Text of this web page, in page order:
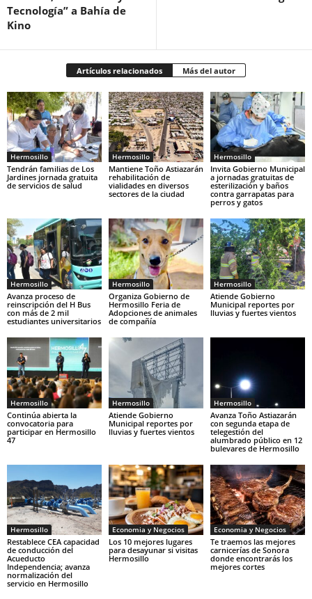
Tecnología” a Bahía de
Kino
Artículos relacionados Más del autor
Hermosillo
Tendrán familias de Los
Jardines jornada gratuita
de servicios de salud
Hermosillo
Mantiene Toño Astiazarán
rehabilitación de
vialidades en diversos
sectores de la ciudad
Hermosillo
Invita Gobierno Municipal
a jornadas gratuitas de
esterilización y baños
contra garrapatas para
perros y gatos
Hermosillo
Avanza proceso de
reinscripción del H Bus
con más de 2 mil
estudiantes universitarios
Hermosillo
Organiza Gobierno de
Hermosillo Feria de
Adopciones de animales
de compañía
Hermosillo
Atiende Gobierno
Municipal reportes por
lluvias y fuertes vientos
Hermosillo
Continúa abierta la
convocatoria para
participar en Hermosillo
47
Hermosillo
Atiende Gobierno
Municipal reportes por
lluvias y fuertes vientos
Hermosillo
Avanza Toño Astiazarán
con segunda etapa de
telegestión del
alumbrado público en 12
bulevares de Hermosillo
Hermosillo
Restablece CEA capacidad
de conducción del
Acueducto
Independencia; avanza
normalización del
servicio en Hermosillo
Economia y Negocios
Los 10 mejores lugares
para desayunar si visitas
Hermosillo
Economia y Negocios
Te traemos las mejores
carnicerías de Sonora
donde encontrarás los
mejores cortes